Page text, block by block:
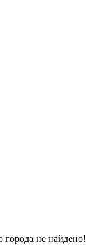
города не найдено!